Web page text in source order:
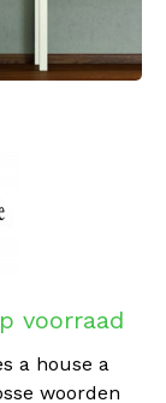
voorraad
a house a
woorden